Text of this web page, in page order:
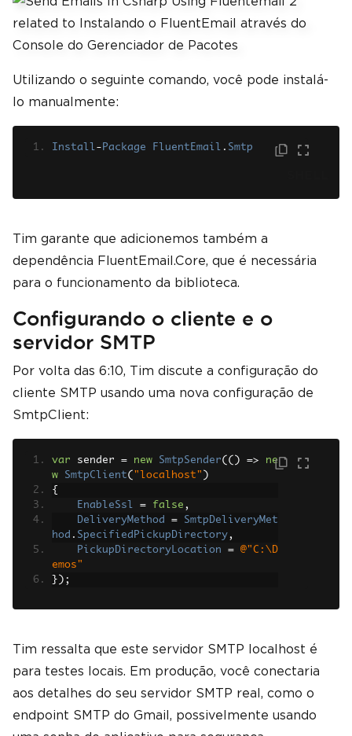
Utilizando o seguinte comando, você pode instalá-
lo manualmente:
Install- Package FluentEmail . Smtp
Tim garante que adicionemos também a
dependência FluentEmail.Core, que é necessária
para o funcionamento da biblioteca.
Configurando o cliente e o
servidor SMTP
Por volta das 6:10, Tim discute a configuração do
cliente SMTP usando uma nova configuração de
SmtpClient:
var sender = new SmtpSender(() =>
ne
w
SmtpClient( "localhost" )
{
EnableSsl
= false ,
DeliveryMethod
=
SmtpDeliveryMet
hod . SpecifiedPickupDirectory,
PickupDirectoryLocation
=
@"C:\D
emos"
});
Tim ressalta que este servidor SMTP localhost é
para testes locais. Em produção, você conectaria
aos detalhes do seu servidor SMTP real, como o
endpoint SMTP do Gmail, possivelmente usando